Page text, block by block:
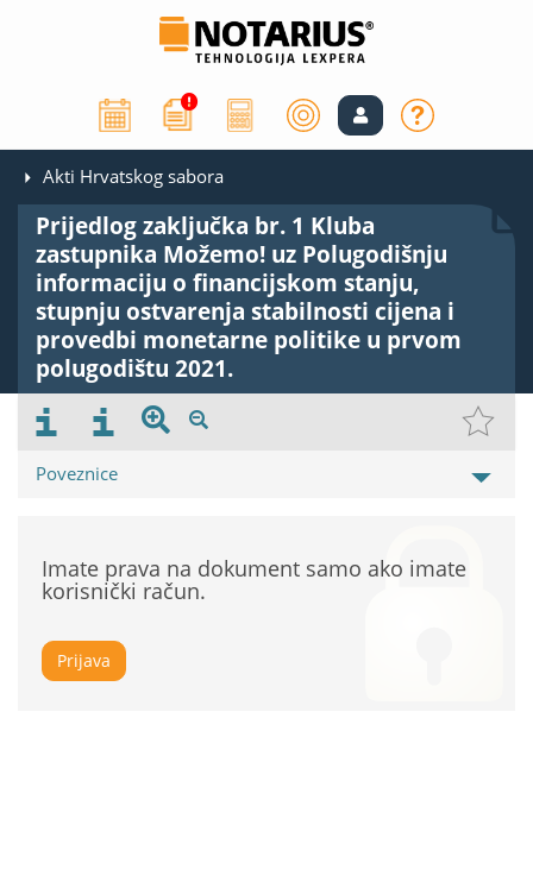
Akti Hrvatskog sabora
Prijedlog zaključka br. 1 Kluba
zastupnika Možemo! uz Polugodišnju
informaciju o financijskom stanju,
stupnju ostvarenja stabilnosti cijena i
provedbi monetarne politike u prvom
polugodištu 2021.
Poveznice
Imate prava na dokument samo ako imate
korisnički račun.
Prijava